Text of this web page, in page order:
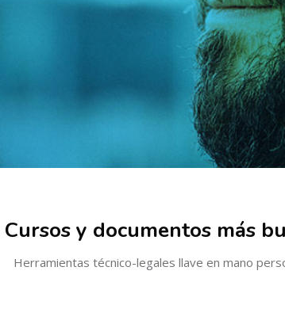
Cursos y documentos más
Herramientas técnico-legales llave en mano